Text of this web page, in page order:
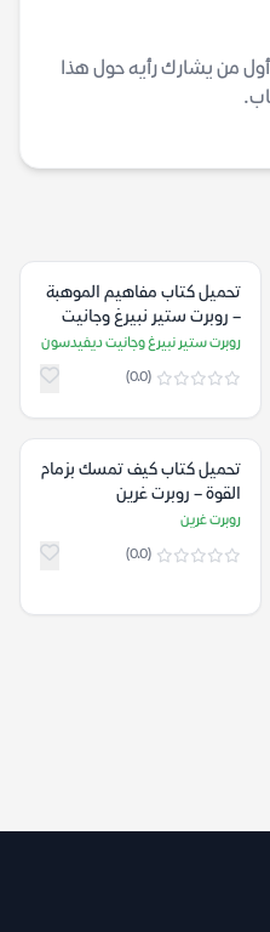
من يشارك رأيه حول هذا
تحميل كتاب مفاهيم الموهبة
– روبرت ستير نبيرغ وجانيت
ديفيدسون
روبرت ستير نبيرغ وجانيت ديفيدسون
(0.0)
تحميل كتاب كيف تمسك بزمام
القوة – روبرت غرين
روبرت غرين
(0.0)